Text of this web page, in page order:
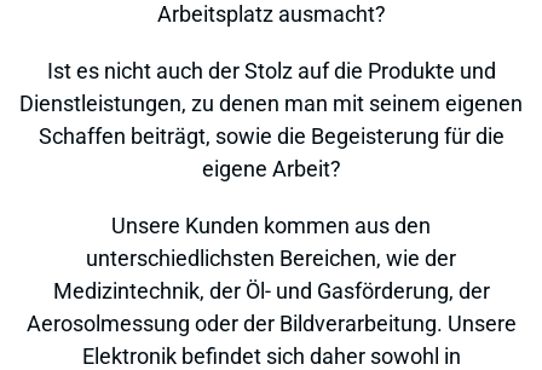
Arbeitsplatz ausmacht?
Ist es nicht auch der Stolz auf die Produkte und
Dienstleistungen, zu denen man mit seinem eigenen
Schaffen beiträgt, sowie die Begeisterung für die
eigene Arbeit?
Unsere Kunden kommen aus den
unterschiedlichsten Bereichen, wie der
Medizintechnik, der Öl- und Gasförderung, der
Aerosolmessung oder der Bildverarbeitung. Unsere
Elektronik befindet sich daher sowohl in